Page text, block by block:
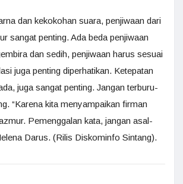
dan kekokohan suara, penjiwaan dari
sangat penting. Ada beda penjiwaan
dan sedih, penjiwaan harus sesuai
juga penting diperhatikan. Ketepatan
juga sangat penting. Jangan terburu-
“Karena kita menyampaikan firman
Pemenggalan kata, jangan asal-
Darus. (Rilis Diskominfo Sintang).